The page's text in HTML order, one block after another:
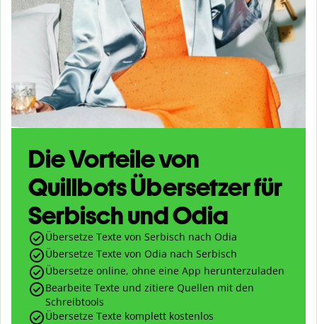
Die Vorteile von
Quillbots Übersetzer für
Serbisch und Odia
Übersetze Texte von Serbisch nach Odia
Übersetze Texte von Odia nach Serbisch
Übersetze online, ohne eine App herunterzuladen
Bearbeite Texte und zitiere Quellen mit den
Schreibtools
Übersetze Texte komplett kostenlos